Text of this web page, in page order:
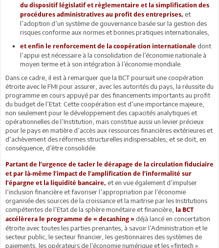
du dispositif législatif et règlementaire et la simplification des
procédures administratives au profit des entreprises, et
l’adoption d’un système de gouvernance basée sur la gestion des
risques conforme aux normes et bonnes pratiques internationales,
et enfin le renforcement de la coopération internationale dont
l’appui est nécessaire à la consolidation de l’économie nationale à
moyen terme et à son intégration à l’économie mondiale.
Dans ce cadre, il est à remarquer que la BCT poursuit une coopération
étroite avec le FMI pour assurer, avec les autorités du pays, la réussite du
programme en cours appuyé par des financements importants au profit
du budget de l’Etat. Cette coopération est d’une importance majeure,
non seulement pour le développement des capacités analytiques et
opérationnelles de l’Institution, mais constitue aussi un levier précieux
pour le pays en matière d’accès aux ressources financières extérieures et
d’achèvement des réformes structurelles indispensables, et se doit, en
conséquence, d’être consolidée.
Partant de l’urgence de tacler le dérapage de la circulation fiduciaire
et par là-même l’impact de l’amplification de l’informalité sur
l’épargne et la liquidité bancaire, et en vue également d’impulser
l’inclusion financière et favoriser l’appropriation par l’économie
organisée des sources de la croissance et la maitrise par les Institutions
compétentes de l’Etat de la sphère monétaire et financière,
la BCT
accélèrera le programme de « decashing » déjà lancé en concertation
étroite avec toutes les parties prenantes, à savoir l’Administration et le
secteur public, le secteur financier, les gestionnaires des systèmes de
paiements, les opérateurs de l’économie numérique et les «fintech ».